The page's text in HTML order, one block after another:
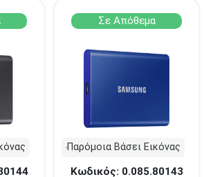
Σε Απόθεμα
Παρόμοια Βάσει Εικόνας
Κωδικός: 0.085.80143